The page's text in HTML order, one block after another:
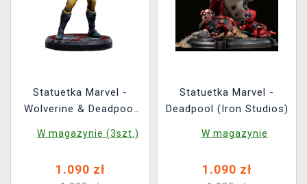
Statuetka Marvel -
Wolverine & Deadpool
W magazynie (3szt.)
1.090 zł
Statuetka Marvel -
Deadpool (Iron Studios)
W magazynie
1.090 zł